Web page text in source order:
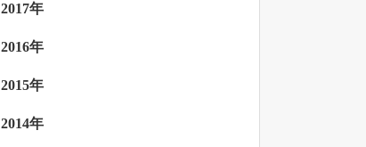
2017年
2016年
2015年
2014年